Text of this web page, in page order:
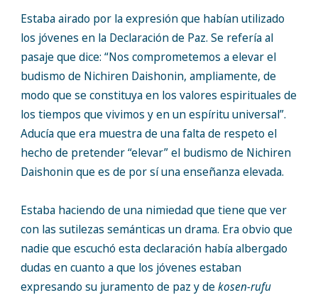
Estaba airado por la expresión que habían utilizado
los jóvenes en la Declaración de Paz. Se refería al
pasaje que dice: “Nos comprometemos a elevar el
budismo de Nichiren Daishonin, ampliamente, de
modo que se constituya en los valores espirituales de
los tiempos que vivimos y en un espíritu universal”.
Aducía que era muestra de una falta de respeto el
hecho de pretender “elevar” el budismo de Nichiren
Daishonin que es de por sí una enseñanza elevada.
Estaba haciendo de una nimiedad que tiene que ver
con las sutilezas semánticas un drama. Era obvio que
nadie que escuchó esta declaración había albergado
dudas en cuanto a que los jóvenes estaban
expresando su juramento de paz y de kosen-rufu